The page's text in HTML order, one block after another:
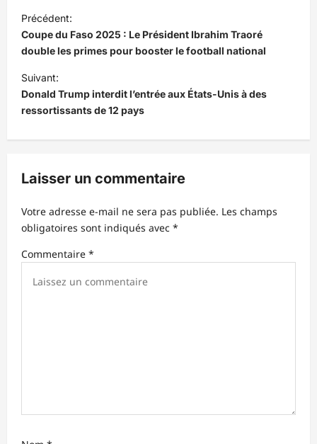
N
a
v
i
g
a
t
o
n
d
’
Précédent:
Coupe du Faso 2025 : Le Président Ibrahim Traoré
double les primes pour booster le football national
Suivant:
Donald Trump interdit l’entrée aux États-Unis à des
ressortissants de 12 pays
Laisser un commentaire
Votre adresse e-mail ne sera pas publiée. Les champs
obligatoires sont indiqués avec *
Commentaire *